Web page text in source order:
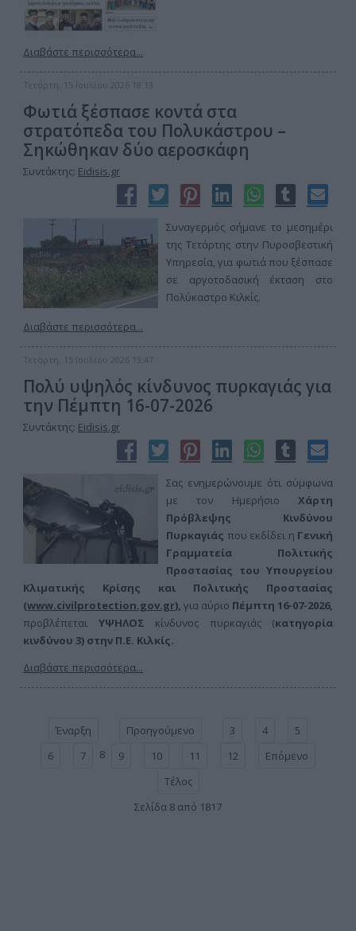
Διαβάστε περισσότερα...
Τετάρτη, 15 Ιουλίου 2026 18:13
Φωτιά ξέσπασε κοντά στα
στρατόπεδα του Πολυκάστρου –
Σηκώθηκαν δύο αεροσκάφη
Συντάκτης: Eidisis.gr
Συναγερμός σήμανε το μεσημέρι
της Τετάρτης στην Πυροσβεστική
Υπηρεσία, για φωτιά που ξέσπασε
σε αργοτοδασική έκταση στο
Πολύκαστρο Κιλκίς.
Διαβάστε περισσότερα...
Τετάρτη, 15 Ιουλίου 2026 13:47
Πολύ υψηλός κίνδυνος πυρκαγιάς για
την Πέμπτη 16-07-2026
Συντάκτης: Eidisis.gr
Σας ενημερώνουμε ότι σύμφωνα
με τον Ημερήσιο Χάρτη
Πρόβλεψης Κινδύνου
Πυρκαγιάς που εκδίδει η Γενική
Γραμματεία Πολιτικής
Προστασίας του Υπουργείου
Κλιματικής Κρίσης και Πολιτικής Προστασίας
(www.civilprotection.gov.gr), για αύριο Πέμπτη 16-07-2026,
προβλέπεται ΥΨΗΛΟΣ κίνδυνος πυρκαγιάς (κατηγορία
κινδύνου 3) στην Π.Ε. Κιλκίς.
Διαβάστε περισσότερα...
Έναρξη Προηγούμενο 3 4
5
6
7 8 9 10 11 12
Επόμενο
Τέλος
Σελίδα 8 από 1817